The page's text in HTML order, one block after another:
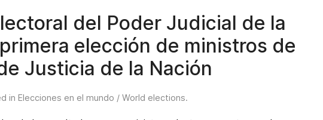
del Poder Judicial de la
elección de ministros de
Justicia de la Nación
in Elecciones en el mundo / World elections.